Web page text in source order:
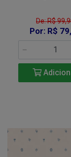
De: R$
Por: R$